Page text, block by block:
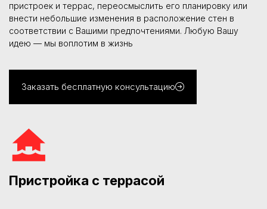
пристроек и террас, переосмыслить его планировку или
внести небольшие изменения в расположение стен в
соответствии с Вашими предпочтениями. Любую Вашу
идею — мы воплотим в жизнь
Заказать бесплатную консультацию
Пристройка с террасой